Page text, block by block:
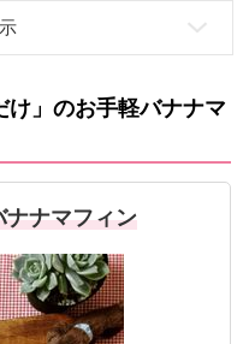
」のお手軽バナナマ
ナナマフィン